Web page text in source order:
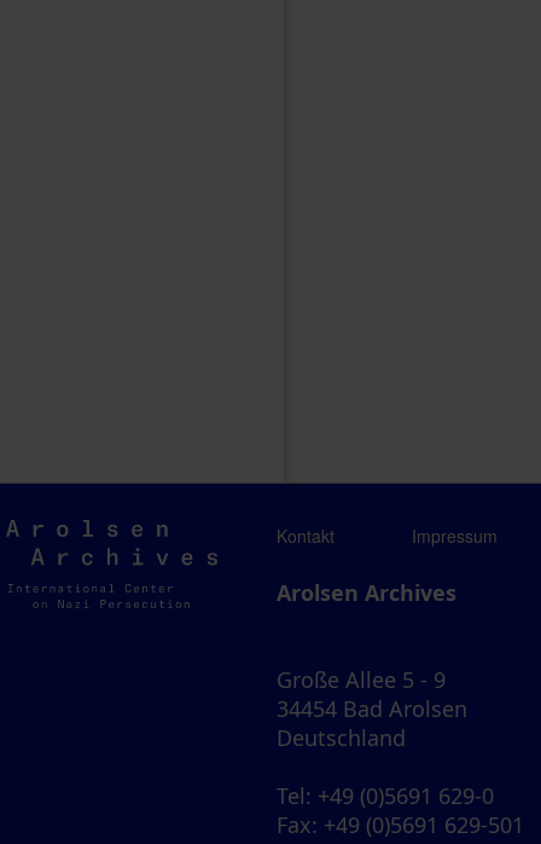
Arolsen
Archives
Kontakt Impressum
Arolsen Archives
Große Allee 5 - 9
34454 Bad Arolsen
Deutschland
Tel: +49 (0)5691 629-0
Fax: +49 (0)5691 629-501